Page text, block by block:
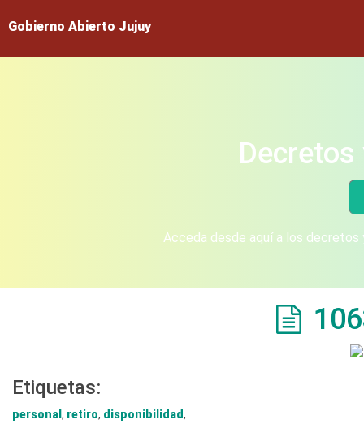
Gobierno Abierto Jujuy
Acceda desde aquí a los
Etiquetas:
personal , retiro, disponibilidad,